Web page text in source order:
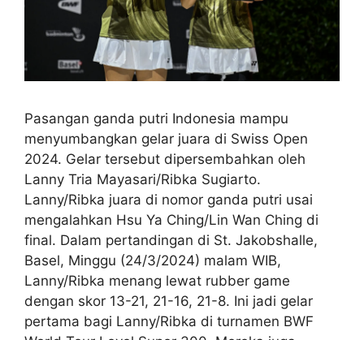
Pasangan ganda putri Indonesia mampu
menyumbangkan gelar juara di Swiss Open
2024. Gelar tersebut dipersembahkan oleh
Lanny Tria Mayasari/Ribka Sugiarto.
Lanny/Ribka juara di nomor ganda putri usai
mengalahkan Hsu Ya Ching/Lin Wan Ching di
final. Dalam pertandingan di St. Jakobshalle,
Basel, Minggu (24/3/2024) malam WIB,
Lanny/Ribka menang lewat rubber game
dengan skor 13-21, 21-16, 21-8. Ini jadi gelar
pertama bagi Lanny/Ribka di turnamen BWF